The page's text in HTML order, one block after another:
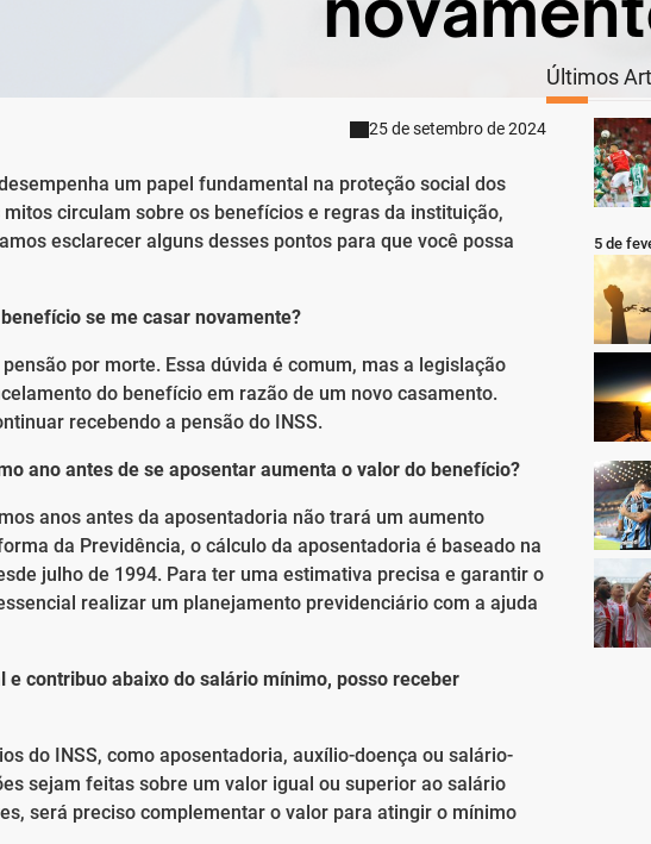
25 de setembro de 2024
um papel fundamental na proteção social dos
circulam sobre os benefícios e regras da instituição,
esclarecer alguns desses pontos para que você possa
se me casar novamente?
por morte. Essa dúvida é comum, mas a legislação
do benefício em razão de um novo casamento.
recebendo a pensão do INSS.
ano antes de se aposentar aumenta o valor do benefício?
anos antes da aposentadoria não trará um aumento
da Previdência, o cálculo da aposentadoria é baseado na
julho de 1994. Para ter uma estimativa precisa e garantir o
realizar um planejamento previdenciário com a ajuda
contribuo abaixo do salário mínimo, posso receber
do INSS, como aposentadoria, auxílio-doença ou salário-
sejam feitas sobre um valor igual ou superior ao salário
será preciso complementar o valor para atingir o mínimo
Últimos
5 de